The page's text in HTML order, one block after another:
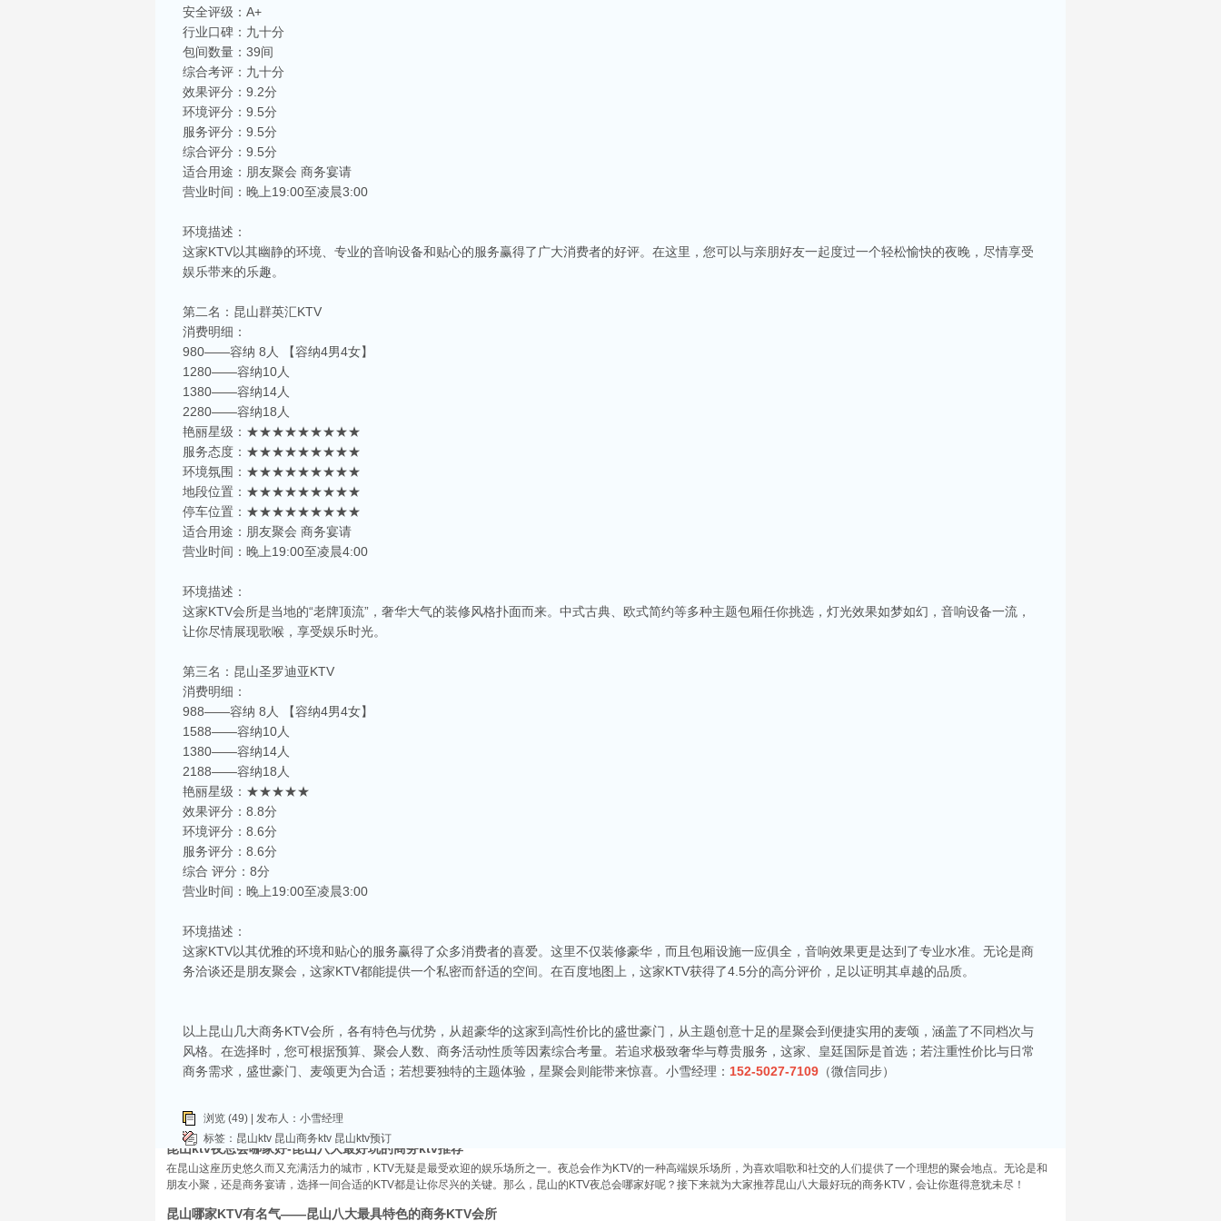
昆山ktv夜场哪里好玩-昆山八大便宜好玩的商务ktv会所排名
昆山天外天KTV以其优雅的环境和周到的服务著称。这里不仅拥有现代的音响设备和豪华的装修，还有专业的调酒师和服务人员全程为你服务。每间包房都配备了大屏幕投影及高质量音
响，给你带来无与伦比的视听享受。这里还提供多种酒水和小吃，确保你和朋友的聚会充满乐趣。
让我们一起来看看，昆山有哪些比较好的KTV娱乐会所，给你带来无与伦比的唱歌体验。
昆山市区周边有哪些好玩的ktv-昆山五大高端ktv排名
KTV排名，带你领略一下这其中的魅力！
昆山ktv夜总会哪家好-昆山八大最好玩的商务ktv推荐
在昆山这座历史悠久而又充满活力的城市，KTV无疑是最受欢迎的娱乐场所之一。夜总会作为KTV的一种高端娱乐场所，为喜欢唱歌和社交的人们提供了一个理想的聚会地点。无论是和
朋友小聚，还是商务宴请，选择一间合适的KTV都是让你尽兴的关键。那么，昆山的KTV夜总会哪家好呢？接下来就为大家推荐昆山八大最好玩的商务KTV，会让你逛得意犹未尽！
昆山哪家KTV有名气——昆山八大最具特色的商务KTV会所
安全评级：A+
行业口碑：九十分
包间数量：39间
综合考评：九十分
效果评分：9.2分
环境评分：9.5分
服务评分：9.5分
综合评分：9.5分
适合用途：朋友聚会 商务宴请
营业时间：晚上19:00至凌晨3:00
环境描述：
这家KTV以其幽静的环境、专业的音响设备和贴心的服务赢得了广大消费者的好评。在这里，您可以与亲朋好友一起度过一个轻松愉快的夜晚，尽情享受
娱乐带来的乐趣。
第二名：昆山群英汇KTV
消费明细：
980——容纳 8人 【容纳4男4女】
1280——容纳10人
1380——容纳14人
2280——容纳18人
艳丽星级：★★★★★★★★★
服务态度：★★★★★★★★★
环境氛围：★★★★★★★★★
地段位置：★★★★★★★★★
停车位置：★★★★★★★★★
适合用途：朋友聚会 商务宴请
营业时间：晚上19:00至凌晨4:00
环境描述：
这家KTV会所是当地的“老牌顶流”，奢华大气的装修风格扑面而来。中式古典、欧式简约等多种主题包厢任你挑选，灯光效果如梦如幻，音响设备一流，
让你尽情展现歌喉，享受娱乐时光。
第三名：昆山圣罗迪亚KTV
消费明细：
988——容纳 8人 【容纳4男4女】
1588——容纳10人
1380——容纳14人
2188——容纳18人
艳丽星级：★★★★★
效果评分：8.8分
环境评分：8.6分
服务评分：8.6分
综合 评分：8分
营业时间：晚上19:00至凌晨3:00
环境描述：
这家KTV以其优雅的环境和贴心的服务赢得了众多消费者的喜爱。这里不仅装修豪华，而且包厢设施一应俱全，音响效果更是达到了专业水准。无论是商
务洽谈还是朋友聚会，这家KTV都能提供一个私密而舒适的空间。在百度地图上，这家KTV获得了4.5分的高分评价，足以证明其卓越的品质。
以上昆山几大商务KTV会所，各有特色与优势，从超豪华的这家到高性价比的盛世豪门，从主题创意十足的星聚会到便捷实用的麦颂，涵盖了不同档次与
风格。在选择时，您可根据预算、聚会人数、商务活动性质等因素综合考量。若追求极致奢华与尊贵服务，这家、皇廷国际是首选；若注重性价比与日常
商务需求，盛世豪门、麦颂更为合适；若想要独特的主题体验，星聚会则能带来惊喜。小雪经理： 152-5027-7109 （微信同步）
浏览 (49) | 发布人：小雪经理
标签： 昆山ktv 昆山商务ktv 昆山ktv预订